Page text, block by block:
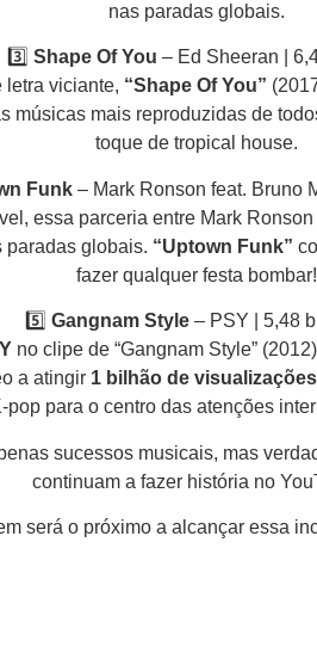
nas paradas globais.
3️⃣ Shape Of You – Ed Sheeran |
letra viciante, “Shape Of You”
músicas mais reproduzidas de
toque de tropical house.
Funk – Mark Ronson feat. Bruno
essa parceria entre Mark
paradas globais. “Uptown Funk”
fazer qualquer festa bombar!
5️⃣Gangnam Style – PSY | 5,48
no clipe de “Gangnam Style”
a atingir 1 bilhão de visualizações
pop para o centro das atenções
sucessos musicais, mas
continuam a fazer história no
será o próximo a alcançar essa